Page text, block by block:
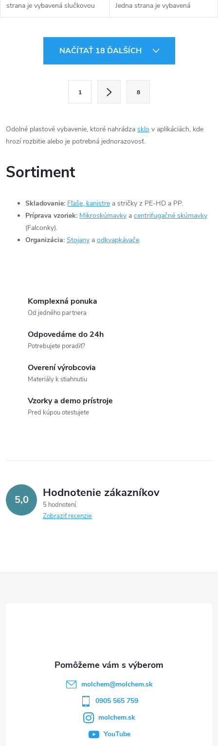
strana je vybavená slučkovou
hlavou a druhá očkovacou
umožňuje rýchly a jednoduchý
Jedna strana je vybavená
slučkovou hlavou a druhá
balenie umožňuje rýchly a
jednoduchý prístup k...
d
a
c
i
NAČÍTAŤ 18 ĎALŠÍCH
á
n
o
v
1 8
Odolné plastové vybavenie, ktoré nahrádza sklo v aplikáciách, kde
hrozí rozbitie alebo je potrebná jednorazovosť.
Sortiment
Skladovanie: Fľaše, kanistre a stričky z PE-HD a PP.
Príprava vzoriek: Mikroskúmavky a centrifugačné skúmavky
(Falconky).
Organizácia: Stojany a odkvapkávače.
Komplexná ponuka
Od jedného partnera
Odpovedáme do 24h
Potrebujete poradiť?
Overení výrobcovia
Materiály k stiahnutiu
Vzorky a demo prístroje
Pred kúpou otestujete
5,0 Hodnotenie zákazníkov
5 hodnotení
Zobraziť recenzie
molchem@molchem.sk
0905 565 759
molchem.sk
YouTube